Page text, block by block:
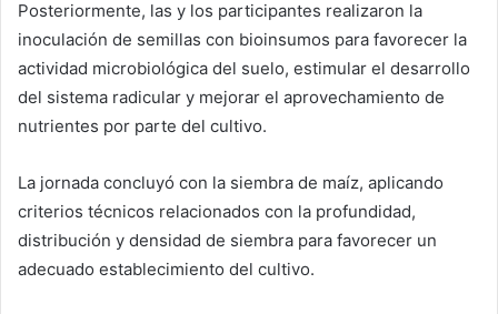
Posteriormente, las y los participantes realizaron la
inoculación de semillas con bioinsumos para favorecer la
actividad microbiológica del suelo, estimular el desarrollo
del sistema radicular y mejorar el aprovechamiento de
nutrientes por parte del cultivo.
La jornada concluyó con la siembra de maíz, aplicando
criterios técnicos relacionados con la profundidad,
distribución y densidad de siembra para favorecer un
adecuado establecimiento del cultivo.